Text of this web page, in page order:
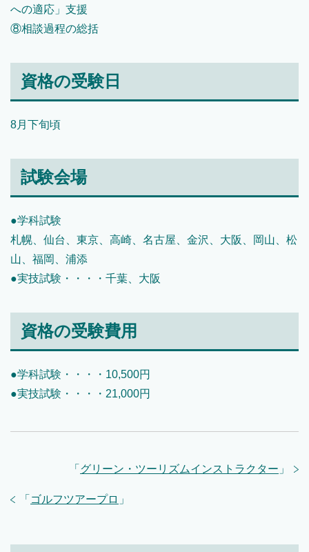
への適応」支援
⑧相談過程の総括
資格の受験日
8月下旬頃
試験会場
●学科試験
札幌、仙台、東京、高崎、名古屋、金沢、大阪、岡山、松
山、福岡、浦添
●実技試験・・・・千葉、大阪
資格の受験費用
●学科試験・・・・10,500円
●実技試験・・・・21,000円
「 グリーン・ツーリズムインストラクター 」
「 ゴルフツアープロ 」